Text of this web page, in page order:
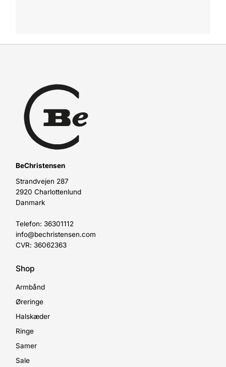
BeChristensen
Strandvejen 287
2920 Charlottenlund
Danmark
Telefon: 36301112
info@bechristensen.com
CVR: 36062363
Shop
Armbånd
Øreringe
Halskæder
Ringe
Samer
Sale